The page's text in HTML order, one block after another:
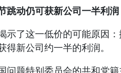
跳动仍可获新公司一半利润
示了这一低价的可能原因
得新公司约一半的利润。